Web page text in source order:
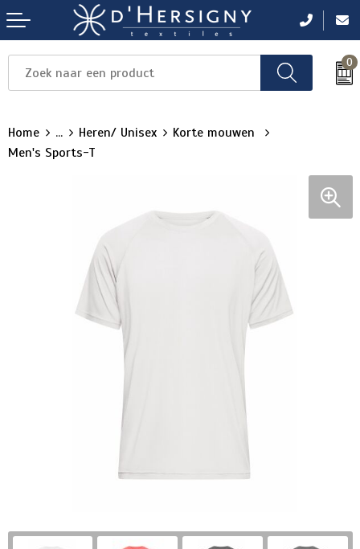
0
Home ... Heren/ Unisex
Korte mouwen
Men's Sports-T